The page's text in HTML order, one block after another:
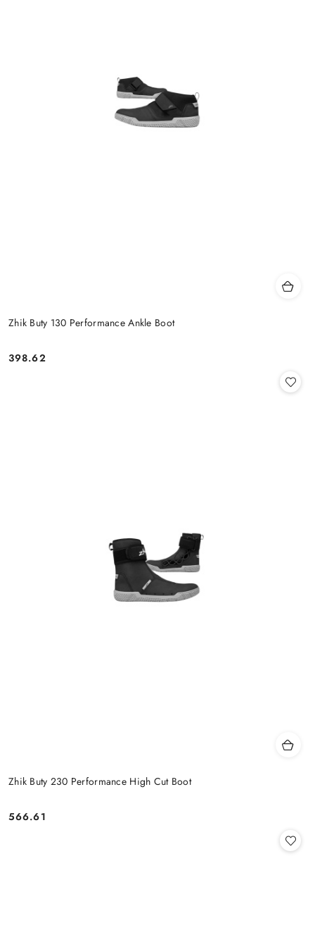
Zhik Buty 130 Performance Ankle Boot
Cena:
398.62
Zhik Buty 230 Performance High Cut Boot
Cena:
566.61